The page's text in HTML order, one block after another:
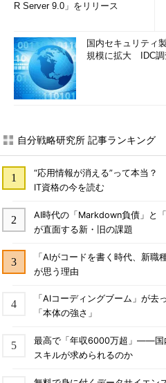
R Server 9.0」をリリース
国内セキュリティ
規模に拡大 IDC調
自分戦略研究所 記事ランキング
“応用情報が消える”って本当
IT資格の今を読む
AI時代の「Markdown負債」と
が直面する新・旧の課題
「AIがコードを書く時代、新
が思う理由
「AIコーディングブーム」が去
「本体の強さ」
最高で「年収6000万超」――国
スキルが求められるのか